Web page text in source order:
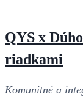
QYS x
riadkami
Komunitné a